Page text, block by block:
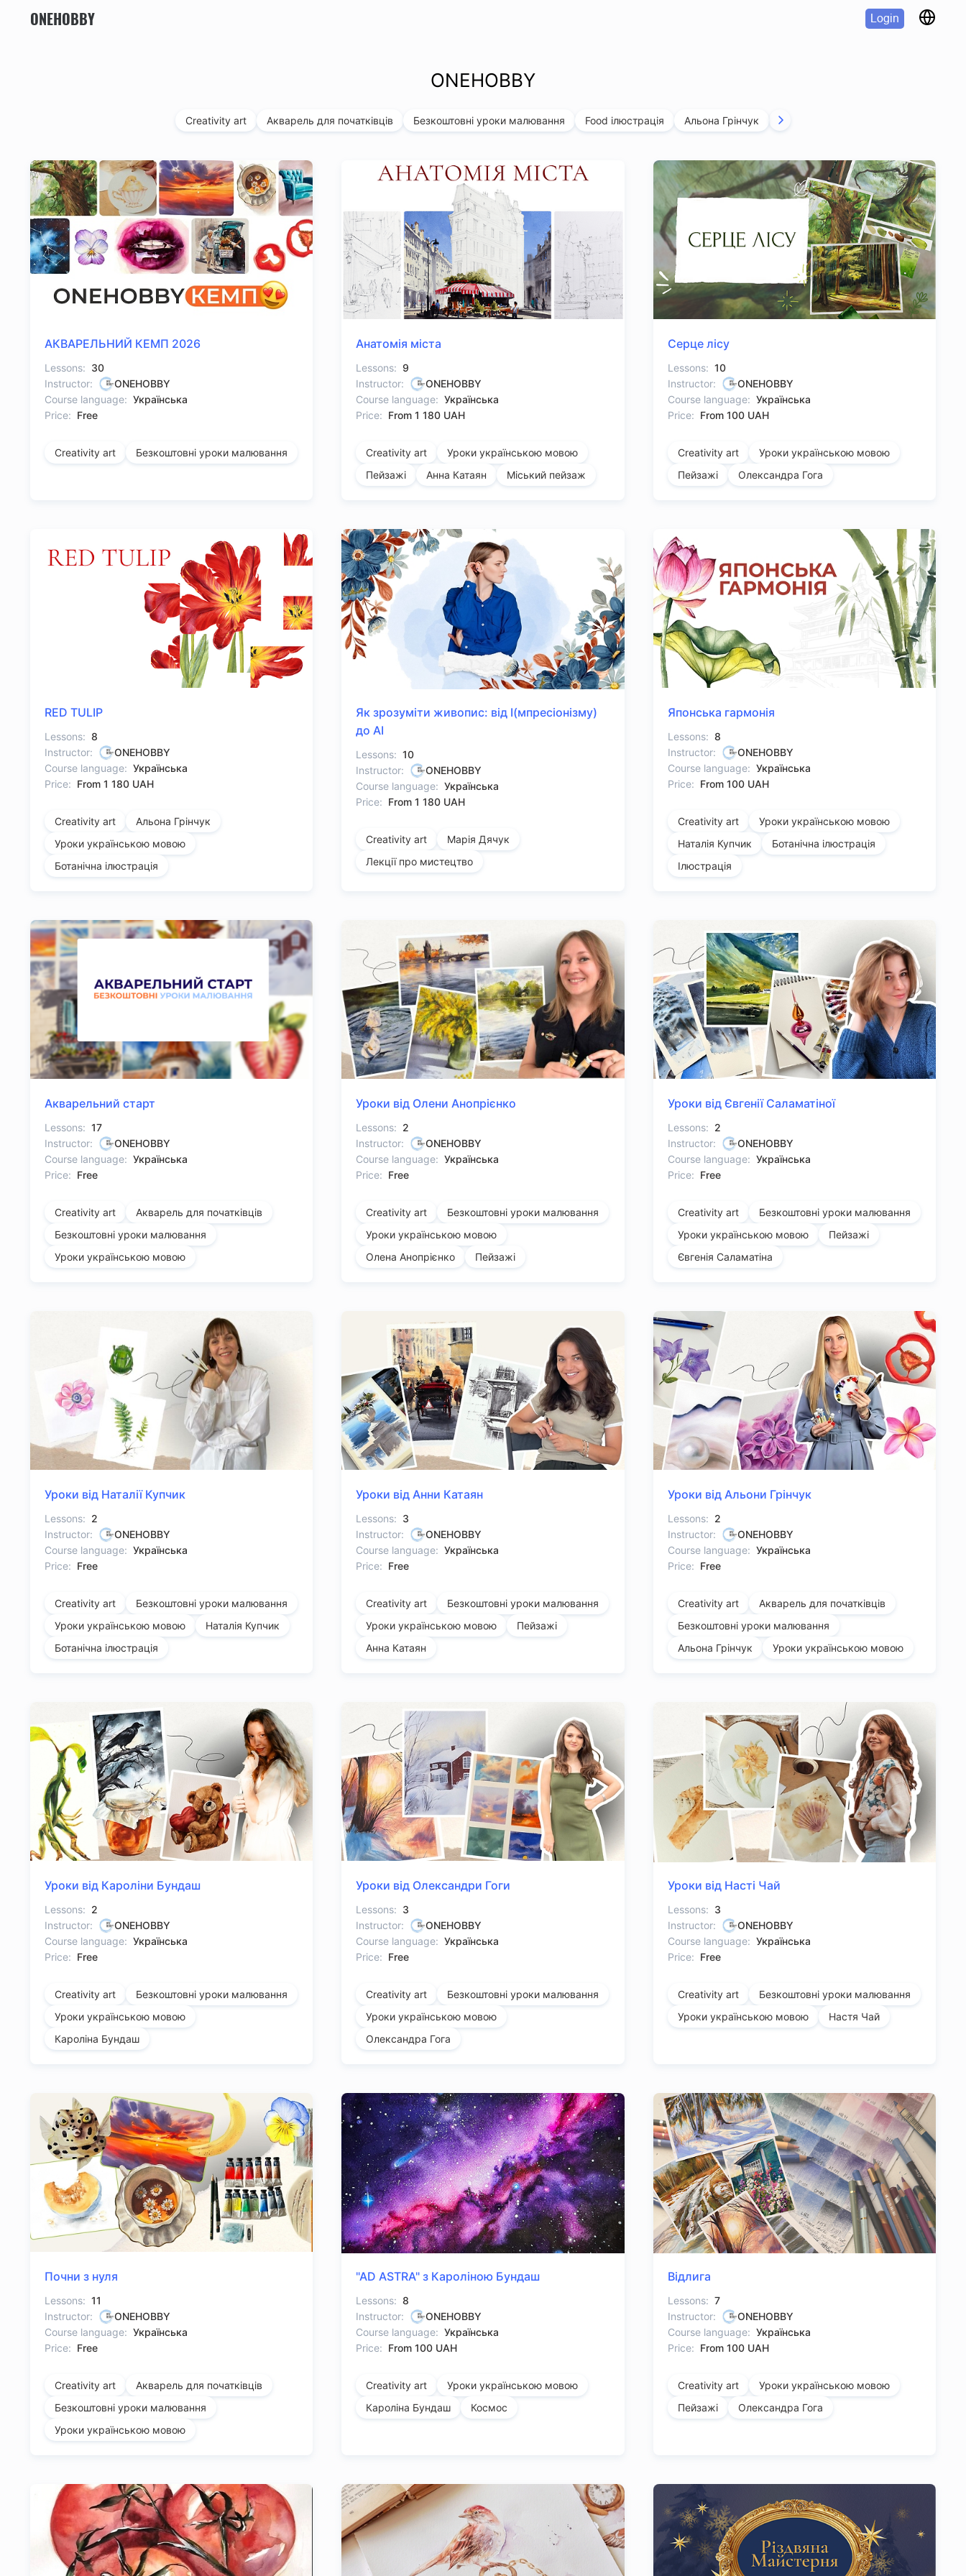
ONEHOBBY Login
ONEHOBBY
Creativity art Акварель для початківців Безкоштовні уроки малювання Food ілюстрація Альона Грінчук
АКВАРЕЛЬНИЙ КЕМП 2026
Lessons: 30
Instructor:
ONEHOBBY
Course language: Українська
Price: Free
Creativity art Безкоштовні уроки малювання
Анатомія міста
Lessons: 9
Instructor:
ONEHOBBY
Course language: Українська
Price: From 1 180 UAH
Creativity art
Уроки українською мовою
Пейзажі
Анна Катаян Міський пейзаж
Серце лісу
Lessons: 10
Instructor:
ONEHOBBY
Course language: Українська
Price: From 100 UAH
Creativity art
Уроки українською мовою
Пейзажі
Олександра Гога
RED TULIP
Lessons: 8
Instructor:
ONEHOBBY
Course language: Українська
Price: From 1 180 UAH
Creativity art
Альона Грінчук
Уроки українською мовою
Ботанічна ілюстрація
Як зрозуміти живопис: від І(мпресіонізму)
до АІ
Lessons: 10
Instructor:
ONEHOBBY
Course language: Українська
Price: From 1 180 UAH
Creativity art
Марія Дячук
Лекції про мистецтво
Японська гармонія
Lessons: 8
Instructor:
ONEHOBBY
Course language: Українська
Price: From 100 UAH
Creativity art
Уроки українською мовою
Наталія Купчик
Ботанічна ілюстрація
Ілюстрація
Акварельний старт
Lessons: 17
Instructor:
ONEHOBBY
Course language: Українська
Price: Free
Creativity art
Акварель для початківців
Безкоштовні уроки малювання
Уроки українською мовою
Уроки від Олени Анопрієнко
Lessons: 2
Instructor:
ONEHOBBY
Course language: Українська
Price: Free
Creativity art
Безкоштовні уроки малювання
Уроки українською мовою
Олена Анопрієнко
Пейзажі
Уроки від Євгенії Саламатіної
Lessons: 2
Instructor:
ONEHOBBY
Course language: Українська
Price: Free
Creativity art
Безкоштовні уроки малювання
Уроки українською мовою
Пейзажі
Євгенія Саламатіна
Уроки від Наталії Купчик
Lessons: 2
Instructor:
ONEHOBBY
Course language: Українська
Price: Free
Creativity art
Безкоштовні уроки малювання
Уроки українською мовою
Наталія Купчик
Ботанічна ілюстрація
Уроки від Анни Катаян
Lessons: 3
Instructor:
ONEHOBBY
Course language: Українська
Price: Free
Creativity art
Безкоштовні уроки малювання
Уроки українською мовою
Пейзажі
Анна Катаян
Уроки від Альони Грінчук
Lessons: 2
Instructor:
ONEHOBBY
Course language: Українська
Price: Free
Creativity art
Акварель для початківців
Безкоштовні уроки малювання
Альона Грінчук
Уроки українською мовою
Уроки від Кароліни Бундаш
Lessons: 2
Instructor:
ONEHOBBY
Course language: Українська
Price: Free
Creativity art
Безкоштовні уроки малювання
Уроки українською мовою
Кароліна Бундаш
Уроки від Олександри Гоги
Lessons: 3
Instructor:
ONEHOBBY
Course language: Українська
Price: Free
Creativity art
Безкоштовні уроки малювання
Уроки українською мовою
Олександра Гога
Уроки від Насті Чай
Lessons: 3
Instructor:
ONEHOBBY
Course language: Українська
Price: Free
Creativity art
Безкоштовні уроки малювання
Уроки українською мовою
Настя Чай
Почни з нуля
Lessons: 11
Instructor:
ONEHOBBY
Course language: Українська
Price: Free
Creativity art
Акварель для початківців
Безкоштовні уроки малювання
Уроки українською мовою
"AD ASTRA" з Кароліною Бундаш
Lessons: 8
Instructor:
ONEHOBBY
Course language: Українська
Price: From 100 UAH
Creativity art
Уроки українською мовою
Кароліна Бундаш
Космос
Відлига
Lessons: 7
Instructor:
ONEHOBBY
Course language: Українська
Price: From 100 UAH
Creativity art
Уроки українською мовою
Пейзажі
Олександра Гога